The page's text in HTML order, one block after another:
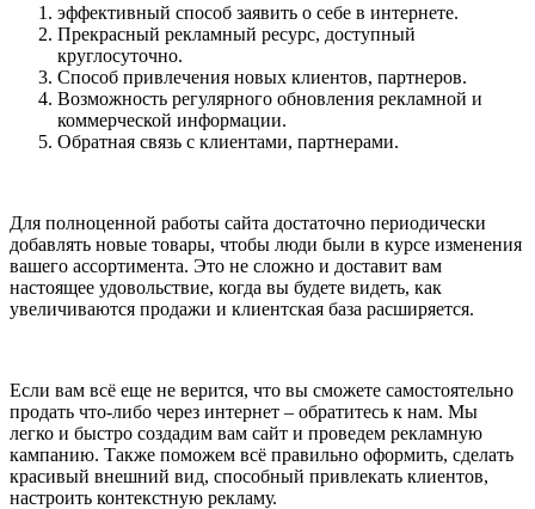
эффективный способ заявить о себе в интернете.
Прекрасный рекламный ресурс, доступный
круглосуточно.
Способ привлечения новых клиентов, партнеров.
Возможность регулярного обновления рекламной и
коммерческой информации.
Обратная связь с клиентами, партнерами.
Для полноценной работы сайта достаточно периодически
добавлять новые товары, чтобы люди были в курсе изменения
вашего ассортимента. Это не сложно и доставит вам
настоящее удовольствие, когда вы будете видеть, как
увеличиваются продажи и клиентская база расширяется.
Если вам всё еще не верится, что вы сможете самостоятельно
продать что-либо через интернет – обратитесь к нам. Мы
легко и быстро создадим вам сайт и проведем рекламную
кампанию. Также поможем всё правильно оформить, сделать
красивый внешний вид, способный привлекать клиентов,
настроить контекстную рекламу.